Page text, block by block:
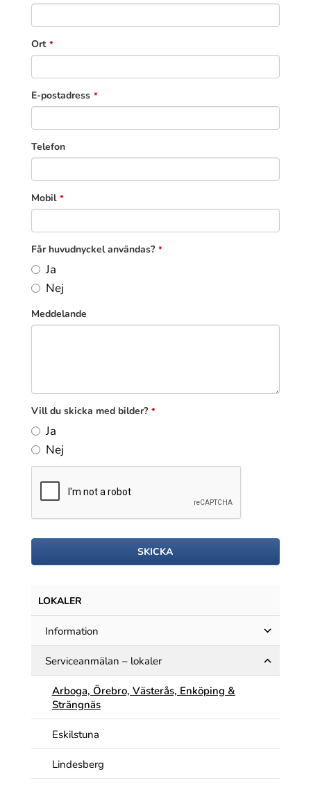
LOKALER
Information
Serviceanmälan – lokaler
Arboga, Örebro, Västerås, Enköping &
Strängnäs
Eskilstuna
Lindesberg
Ort *
E-postadress *
Telefon
Mobil *
Får huvudnyckel användas? *
Ja
Nej
Your
Website
Meddelande
Vill du skicka med bilder? *
Ja
Nej
SKICKA